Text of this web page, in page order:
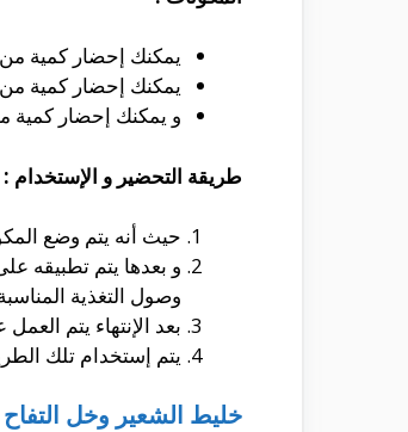
يمكنك إحضار كمية
يمكنك إحضار كمية من
و يمكنك إحضار كمية
طريقة التحضير و الإستخدام :
حيث أنه يتم وضع
وصول التغذية
بعد الإنتهاء يتم
يتم إستخدام تلك
خليط الشعير وخل